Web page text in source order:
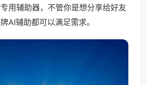
用辅助器，不管你是想分享给好友
AI辅助都可以满足需求。